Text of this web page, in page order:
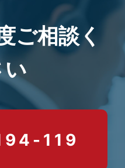
ご相談く
い
119